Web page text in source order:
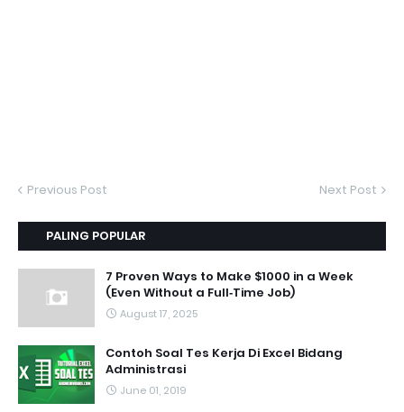
Previous Post Next Post
PALING POPULAR
7 Proven Ways to Make $1000 in a Week
(Even Without a Full‑Time Job)
August 17, 2025
Contoh Soal Tes Kerja Di Excel Bidang
Administrasi
June 01, 2019